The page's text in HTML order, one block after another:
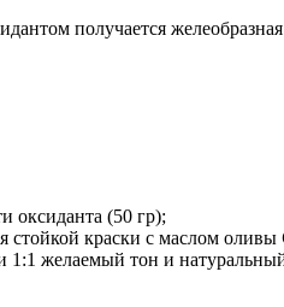
получается
оксиданта (50 гр);
стойкой краски с маслом оливы
желаемый тон и